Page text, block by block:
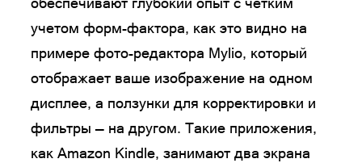
учетом форм-фактора, как это видно на
примере фото-редактора Mylio, который
отображает ваше изображение на одном
дисплее, а ползунки для корректировки и
фильтры — на другом. Такие приложения,
как Amazon Kindle, занимают два экрана